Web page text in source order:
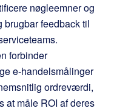
nøgleemner og
brugbar feedback til
forbinder
e-handelsmålinger
ordreværdi,
at måle ROI af deres